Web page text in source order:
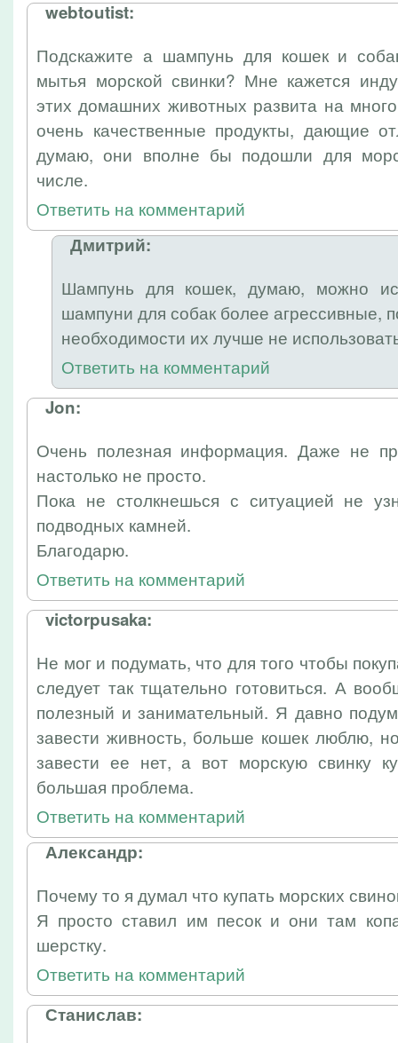
webtoutist:
Подскажите а шампунь для кошек и
мытья морской свинки? Мне кажется
этих домашних животных развита на
очень качественные продукты, дающие
думаю, они вполне бы подошли для
числе.
Ответить на комментарий
Дмитрий:
Шампунь для кошек, думаю, можно
шампуни для собак более агрессивные,
необходимости их лучше не
Ответить на комментарий
Jon:
Очень полезная информация. Даже не
настолько не просто.
Пока не столкнешься с ситуацией не
подводных камней.
Благодарю.
Ответить на комментарий
victorpusaka:
Не мог и подумать, что для того чтобы
следует так тщательно готовиться. А
полезный и занимательный. Я давно
завести живность, больше кошек люблю,
завести ее нет, а вот морскую свинку
большая проблема.
Ответить на комментарий
Александр:
Почему то я думал что купать морских
Я просто ставил им песок и они там
шерстку.
Ответить на комментарий
Станислав: